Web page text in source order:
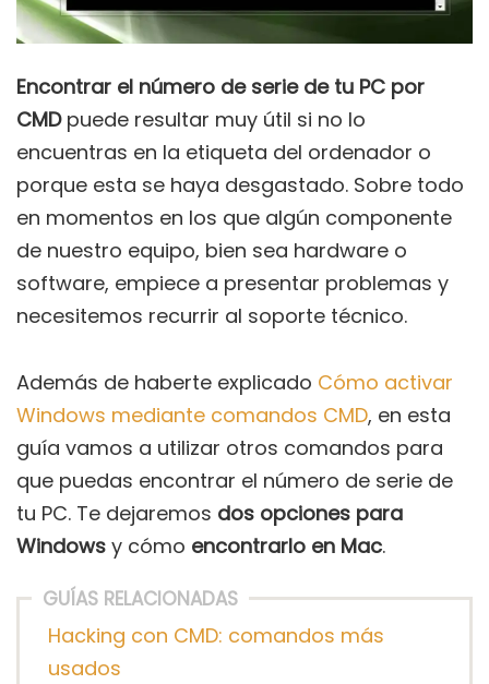
Encontrar el número de serie de tu PC por
CMDpuede resultar muy útil si no lo
encuentras en la etiqueta del ordenador o
porque esta se haya desgastado. Sobre todo
en momentos en los que algún componente
de nuestro equipo, bien sea hardware o
software, empiece a presentar problemas y
necesitemos recurrir al soporte técnico.
Además de haberte explicado Cómo activar
Windows mediante comandos CMD, en esta
guía vamos a utilizar otros comandos para
que puedas encontrar el número de serie de
tu PC. Te dejaremos dos opciones para
Windows y cómo encontrarlo en Mac.
GUÍAS RELACIONADAS
Hacking con CMD: comandos más
usados